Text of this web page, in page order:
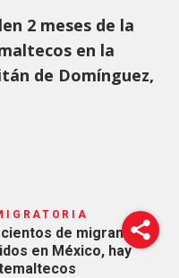
2 meses de la
en la
de Domínguez,
cientos de migrantes
en México, hay